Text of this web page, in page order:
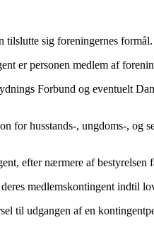
tilslutte sig foreningernes formål.
er personen medlem af
Forbund og eventuelt
for husstands-, ungdoms-,
efter nærmere af bestyrelsen
medlemskontingent indtil
til udgangen af en